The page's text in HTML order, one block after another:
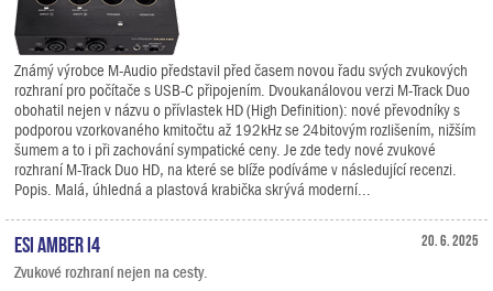
Známý výrobce M-Audio představil před časem novou řadu svých zvukových
rozhraní pro počítače s USB-C připojením. Dvoukanálovou verzi M-Track Duo
obohatil nejen v názvu o přívlastek HD (High Definition): nové převodníky s
podporou vzorkovaného kmitočtu až 192kHz se 24bitovým rozlišením, nižším
šumem a to i při zachování sympatické ceny. Je zde tedy nové zvukové
rozhraní M-Track Duo HD, na které se blíže podíváme v následující recenzi.
Popis. Malá, úhledná a plastová krabička skrývá moderní...
20. 6. 2025
ESI Amber i4
Zvukové rozhraní nejen na cesty.